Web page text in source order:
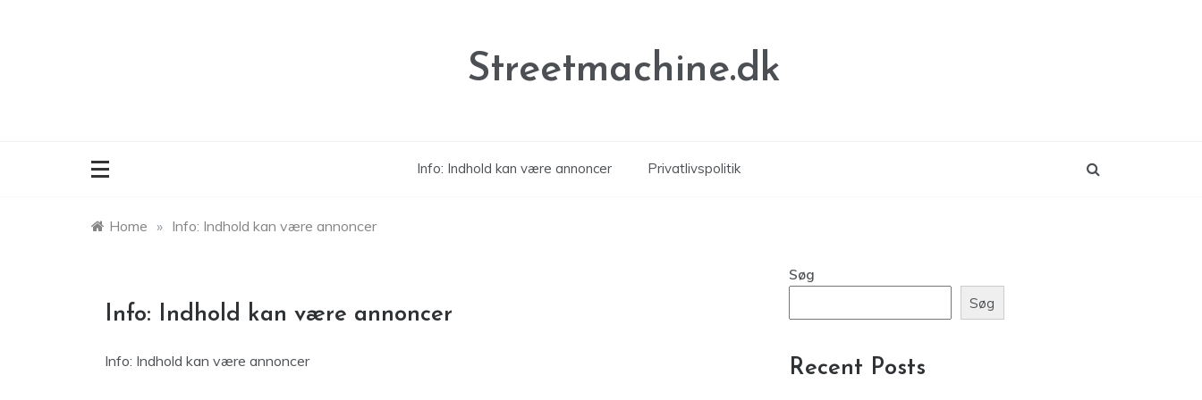
Streetmachine.dk
Info: Indhold kan være annoncer Privatlivspolitik
Home » Info: Indhold kan være annoncer
Info: Indhold kan være annoncer
Info: Indhold kan være annoncer
Søg
Søg
Recent Posts